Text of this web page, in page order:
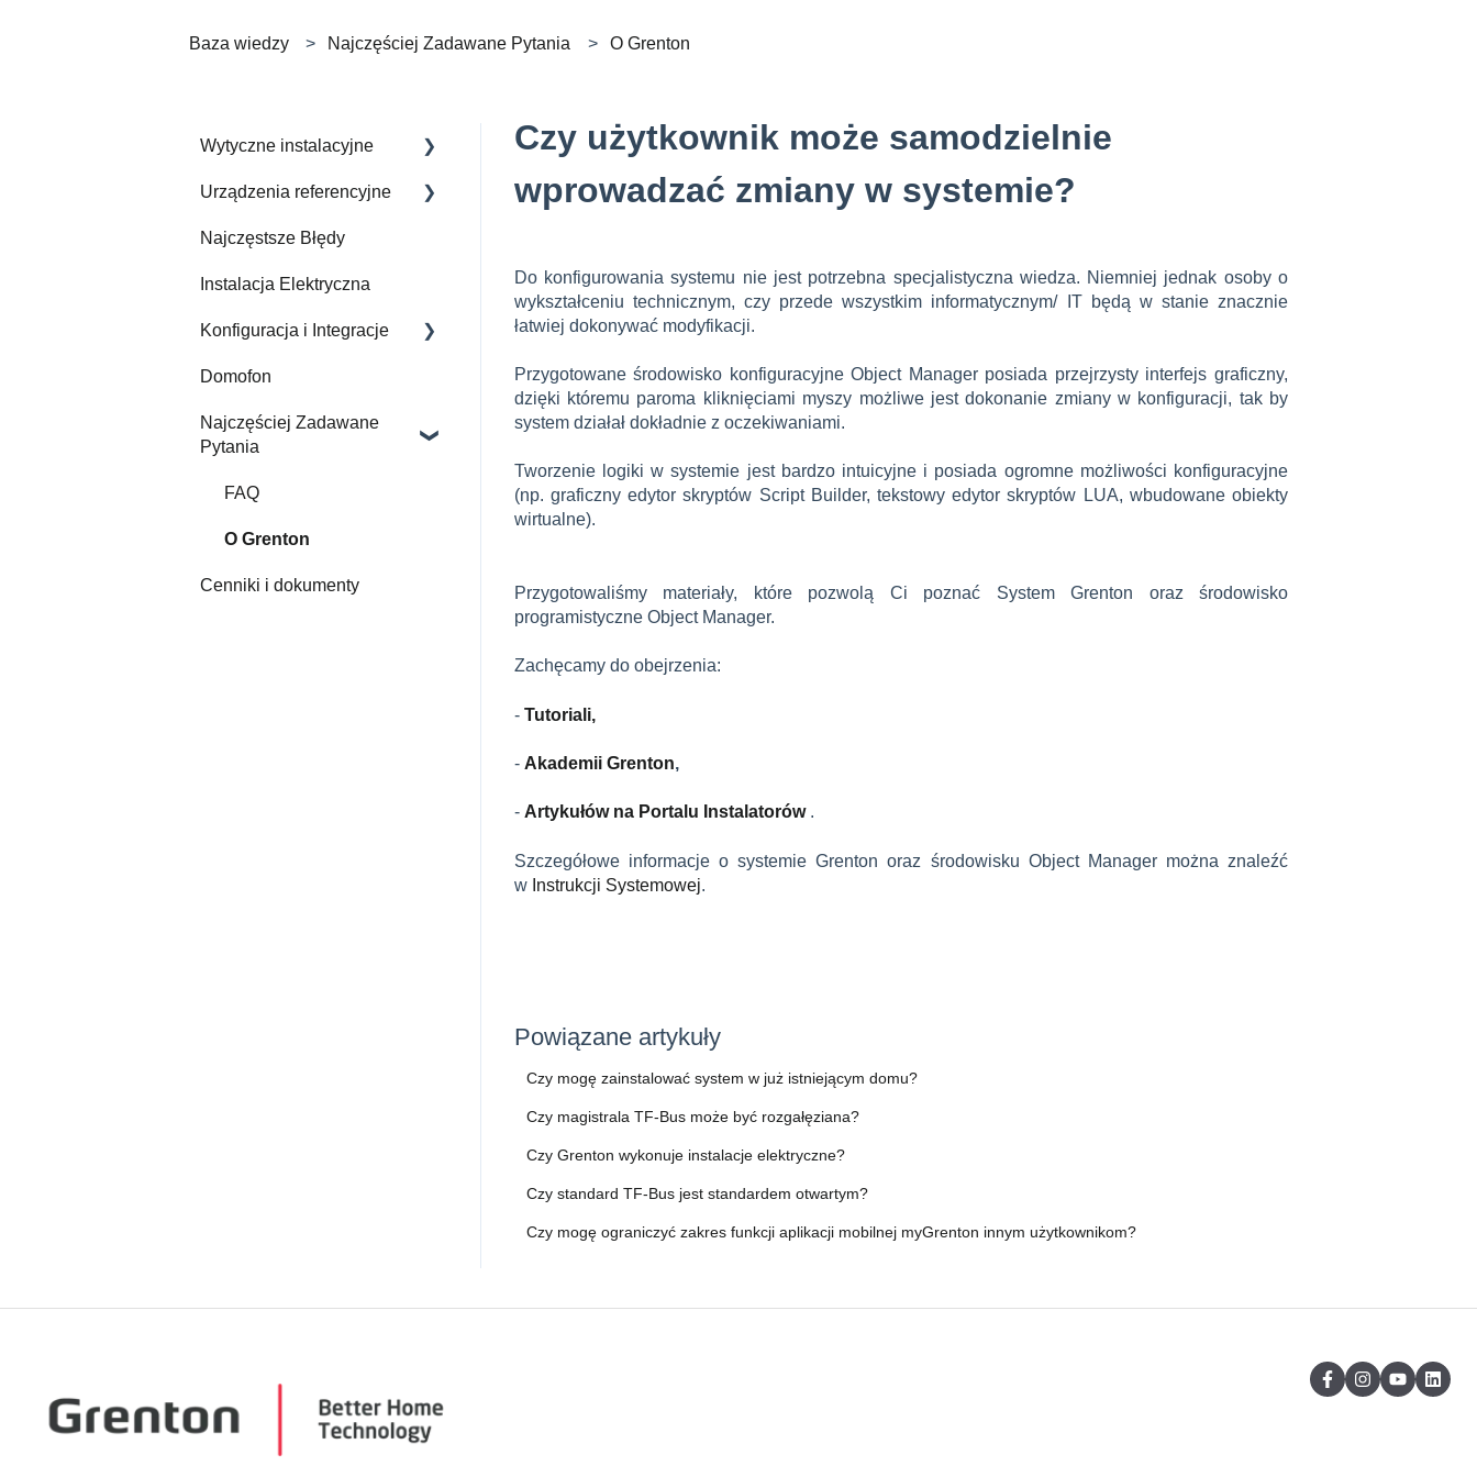
Baza wiedzy Najczęściej Zadawane Pytania O Grenton
Czy użytkownik może samodzielnie
wprowadzać zmiany w systemie?
Do konfigurowania systemu nie jest potrzebna specjalistyczna wiedza. Niemniej jednak osoby o
wykształceniu technicznym, czy przede wszystkim informatycznym/ IT będą w stanie znacznie
łatwiej dokonywać modyfikacji.
Przygotowane środowisko konfiguracyjne Object Manager posiada przejrzysty interfejs graficzny,
dzięki któremu paroma kliknięciami myszy możliwe jest dokonanie zmiany w konfiguracji, tak by
system działał dokładnie z oczekiwaniami.
Tworzenie logiki w systemie jest bardzo intuicyjne i posiada ogromne możliwości konfiguracyjne
(np. graficzny edytor skryptów Script Builder, tekstowy edytor skryptów LUA, wbudowane obiekty
wirtualne).
Przygotowaliśmy materiały, które pozwolą Ci poznać System Grenton oraz środowisko
programistyczne Object Manager.
Zachęcamy do obejrzenia:
- Tutoriali,
- Akademii Grenton,
- Artykułów na Portalu Instalatorów .
Szczegółowe informacje o systemie Grenton oraz środowisku Object Manager można znaleźć
w Instrukcji Systemowej.
Powiązane artykuły
Czy mogę zainstalować system w już istniejącym domu?
Czy magistrala TF-Bus może być rozgałęziana?
Czy Grenton wykonuje instalacje elektryczne?
Czy standard TF-Bus jest standardem otwartym?
Czy mogę ograniczyć zakres funkcji aplikacji mobilnej myGrenton innym użytkownikom?
Wytyczne instalacyjne
Jak Wykonać Instalację
Urządzenia referencyjne
Zintegrowane urządzenia
Najczęstsze Błędy
Instalacja Elektryczna
Konfiguracja i Integracje
Gate Modbus
Videoszkolenia
Domofon
Najczęściej Zadawane
Pytania
FAQ
O Grenton
Cenniki i dokumenty